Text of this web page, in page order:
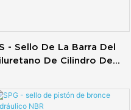
- Sello De La Barra Del
De Cilindro De